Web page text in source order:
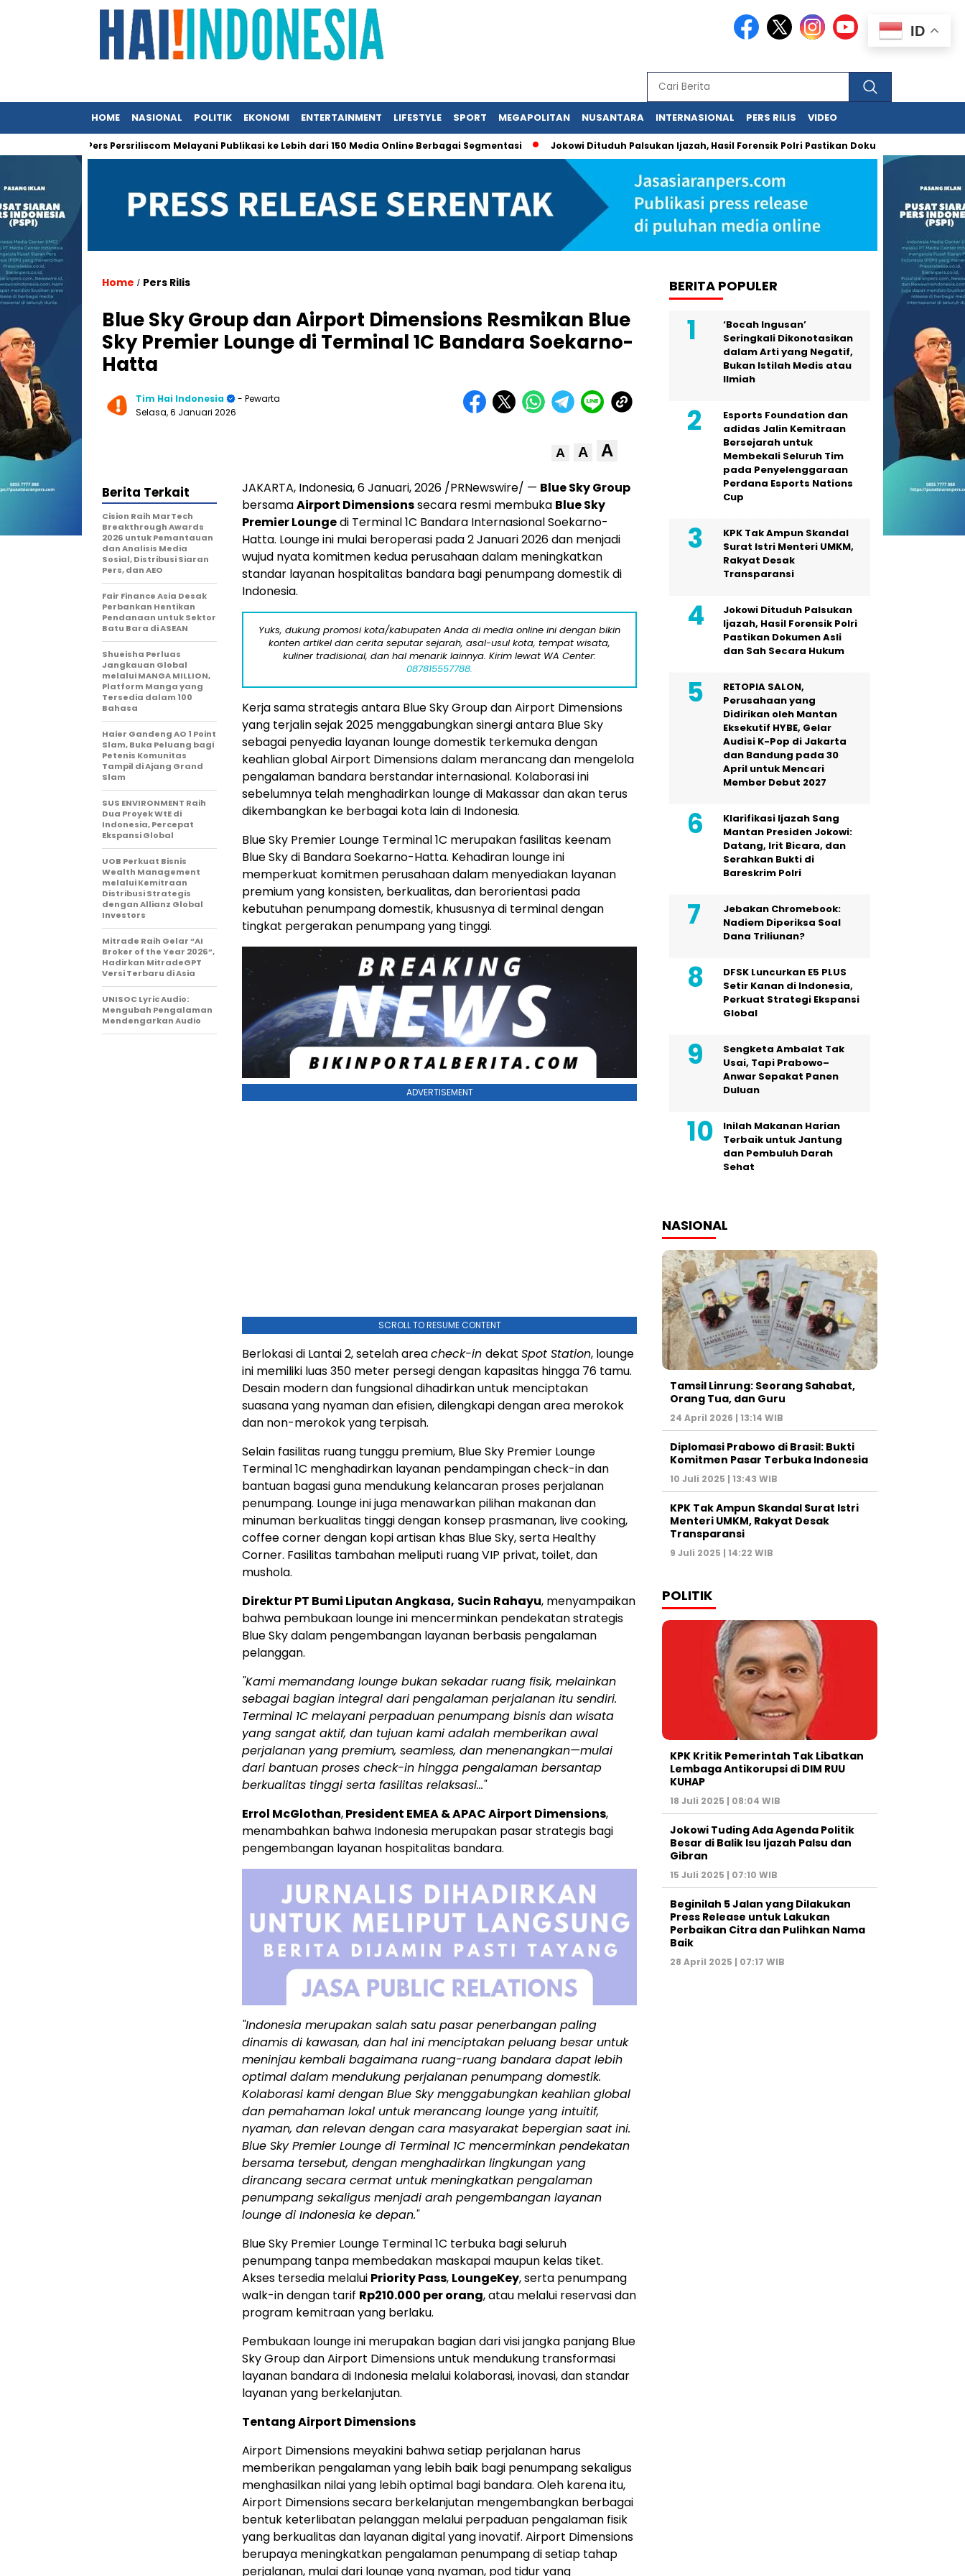
HOME NASIONAL POLITIK EKONOMI ENTERTAINMENT LIFESTYLE SPORT MEGAPOLITAN NUSANTARA INTERNASIONAL PERS RILIS VIDEO
Siaran Pers Persriliscom Melayani Publikasi ke Lebih dari 150 Media Online Berbagai Segmentasi Jokowi Dituduh Palsukan Ijazah, Hasil Forensik Polri Pastikan Dokumen Asli dan Sah Secara
Home / Pers Rilis
Blue Sky Group dan Airport Dimensions Resmikan Blue
Sky Premier Lounge di Terminal 1C Bandara Soekarno-
Hatta
Tim Hai Indonesia
- Pewarta
Selasa, 6 Januari 2026
A A A
JAKARTA, Indonesia,6 Januari, 2026 /PRNewswire/ — Blue Sky Group
bersamaAirport Dimensionssecara resmi membuka Blue Sky
Premier Loungedi Terminal 1C Bandara Internasional Soekarno-
Hatta. Lounge ini mulai beroperasi pada 2 Januari 2026 dan menjadi
wujud nyata komitmen kedua perusahaan dalam meningkatkan
standar layanan hospitalitas bandara bagi penumpang domestik di
Indonesia.
Yuks, dukung promosi kota/kabupaten Anda di media online ini dengan bikin
konten artikel dan cerita seputar sejarah, asal-usul kota, tempat wisata,
kuliner tradisional, dan hal menarik lainnya. Kirim lewat WA Center:
087815557788.
Kerja sama strategis antara Blue Sky Group dan Airport Dimensions
yang terjalin sejak 2025 menggabungkan sinergi antara Blue Sky
sebagai penyedia layanan lounge domestik terkemuka dengan
keahlian global Airport Dimensions dalam merancang dan mengelola
pengalaman bandara berstandar internasional. Kolaborasi ini
sebelumnya telah menghadirkan lounge di Makassar dan akan terus
dikembangkan ke berbagai kota lain di Indonesia.
Blue Sky Premier Lounge Terminal 1C merupakan fasilitas keenam
Blue Sky di Bandara Soekarno-Hatta. Kehadiran lounge ini
memperkuat komitmen perusahaan dalam menyediakan layanan
premium yang konsisten, berkualitas, dan berorientasi pada
kebutuhan penumpang domestik, khususnya di terminal dengan
tingkat pergerakan penumpang yang tinggi.
ADVERTISEMENT
SCROLL TO RESUME CONTENT
Berlokasi di Lantai 2, setelah areacheck-in dekat Spot Station, lounge
ini memiliki luas 350 meter persegi dengan kapasitas hingga 76 tamu.
Desain modern dan fungsional dihadirkan untuk menciptakan
suasana yang nyaman dan efisien, dilengkapi dengan area merokok
dan non-merokok yang terpisah.
Selain fasilitas ruang tunggu premium, Blue Sky Premier Lounge
Terminal 1C menghadirkan layanan pendampingan check-in dan
bantuan bagasi guna mendukung kelancaran proses perjalanan
penumpang. Lounge ini juga menawarkan pilihan makanan dan
minuman berkualitas tinggi dengan konsep prasmanan, live cooking,
coffee corner dengan kopi artisan khas Blue Sky, serta Healthy
Corner. Fasilitas tambahan meliputi ruang VIP privat, toilet, dan
mushola.
Direktur PT Bumi Liputan Angkasa, Sucin Rahayu, menyampaikan
bahwa pembukaan lounge ini mencerminkan pendekatan strategis
Blue Sky dalam pengembangan layanan berbasis pengalaman
pelanggan.
"Kami memandang lounge bukan sekadar ruang fisik, melainkan
sebagai bagian integral dari pengalaman perjalanan itu sendiri.
Terminal 1C melayani perpaduan penumpang bisnis dan wisata
yang sangat aktif, dan tujuan kami adalah memberikan awal
perjalanan yang premium, seamless, dan menenangkan—mulai
dari bantuan proses check-in hingga pengalaman bersantap
berkualitas tinggi serta fasilitas relaksasi…"
Errol McGlothan,President EMEA & APAC Airport Dimensions,
menambahkan bahwa Indonesia merupakan pasar strategis bagi
pengembangan layanan hospitalitas bandara.
"Indonesia merupakan salah satu pasar penerbangan paling
dinamis di kawasan, dan hal ini menciptakan peluang besar untuk
meninjau kembali bagaimana ruang-ruang bandara dapat lebih
optimal dalam mendukung perjalanan penumpang domestik.
Kolaborasi kami dengan Blue Sky menggabungkan keahlian global
dan pemahaman lokal untuk merancang lounge yang intuitif,
nyaman, dan relevan dengan cara masyarakat bepergian saat ini.
Blue Sky Premier Lounge di Terminal 1C mencerminkan pendekatan
bersama tersebut, dengan menghadirkan lingkungan yang
dirancang secara cermat untuk meningkatkan pengalaman
penumpang sekaligus menjadi arah pengembangan layanan
lounge di Indonesia ke depan."
Blue Sky Premier Lounge Terminal 1C terbuka bagi seluruh
penumpang tanpa membedakan maskapai maupun kelas tiket.
Akses tersedia melalui Priority Pass, LoungeKey, serta penumpang
walk-in dengan tarif Rp210.000 per orang, atau melalui reservasi dan
program kemitraan yang berlaku.
Pembukaan lounge ini merupakan bagian dari visi jangka panjang Blue
Sky Group dan Airport Dimensions untuk mendukung transformasi
layanan bandara di Indonesia melalui kolaborasi, inovasi, dan standar
layanan yang berkelanjutan.
Tentang Airport Dimensions
Airport Dimensions meyakini bahwa setiap perjalanan harus
memberikan pengalaman yang lebih baik bagi penumpang sekaligus
menghasilkan nilai yang lebih optimal bagi bandara. Oleh karena itu,
Airport Dimensions secara berkelanjutan mengembangkan berbagai
bentuk keterlibatan pelanggan melalui perpaduan pengalaman fisik
yang berkualitas dan layanan digital yang inovatif. Airport Dimensions
berupaya meningkatkan pengalaman penumpang di setiap tahap
perjalanan, mulai dari lounge yang nyaman, pod tidur yang
Berita Terkait
Cision Raih MarTech
Breakthrough Awards
2026 untuk Pemantauan
dan Analisis Media
Sosial, Distribusi Siaran
Pers, dan AEO
Fair Finance Asia Desak
Perbankan Hentikan
Pendanaan untuk Sektor
Batu Bara di ASEAN
Shueisha Perluas
Jangkauan Global
melalui MANGA MILLION,
Platform Manga yang
Tersedia dalam 100
Bahasa
Haier Gandeng AO 1 Point
Slam, Buka Peluang bagi
Petenis Komunitas
Tampil di Ajang Grand
Slam
SUS ENVIRONMENT Raih
Dua Proyek WtE di
Indonesia, Percepat
Ekspansi Global
UOB Perkuat Bisnis
Wealth Management
melalui Kemitraan
Distribusi Strategis
dengan Allianz Global
Investors
Mitrade Raih Gelar “AI
Broker of the Year 2026”,
Hadirkan MitradeGPT
Versi Terbaru di Asia
UNISOC Lyric Audio:
Mengubah Pengalaman
Mendengarkan Audio
BERITA POPULER
‘Bocah Ingusan’
Seringkali Dikonotasikan
dalam Arti yang Negatif,
Bukan Istilah Medis atau
Ilmiah
Esports Foundation dan
adidas Jalin Kemitraan
Bersejarah untuk
Membekali Seluruh Tim
pada Penyelenggaraan
Perdana Esports Nations
Cup
KPK Tak Ampun Skandal
Surat Istri Menteri UMKM,
Rakyat Desak
Transparansi
Jokowi Dituduh Palsukan
Ijazah, Hasil Forensik Polri
Pastikan Dokumen Asli
dan Sah Secara Hukum
RETOPIA SALON,
Perusahaan yang
Didirikan oleh Mantan
Eksekutif HYBE, Gelar
Audisi K-Pop di Jakarta
dan Bandung pada 30
April untuk Mencari
Member Debut 2027
Klarifikasi Ijazah Sang
Mantan Presiden Jokowi:
Datang, Irit Bicara, dan
Serahkan Bukti di
Bareskrim Polri
Jebakan Chromebook:
Nadiem Diperiksa Soal
Dana Triliunan?
DFSK Luncurkan E5 PLUS
Setir Kanan di Indonesia,
Perkuat Strategi Ekspansi
Global
Sengketa Ambalat Tak
Usai, Tapi Prabowo–
Anwar Sepakat Panen
Duluan
Inilah Makanan Harian
Terbaik untuk Jantung
dan Pembuluh Darah
Sehat
NASIONAL
Tamsil Linrung: Seorang Sahabat,
Orang Tua, dan Guru
24 April 2026 | 13:14 WIB
Diplomasi Prabowo di Brasil: Bukti
Komitmen Pasar Terbuka Indonesia
10 Juli 2025 | 13:43 WIB
KPK Tak Ampun Skandal Surat Istri
Menteri UMKM, Rakyat Desak
Transparansi
9 Juli 2025 | 14:22 WIB
POLITIK
KPK Kritik Pemerintah Tak Libatkan
Lembaga Antikorupsi di DIM RUU
KUHAP
18 Juli 2025 | 08:04 WIB
Jokowi Tuding Ada Agenda Politik
Besar di Balik Isu Ijazah Palsu dan
Gibran
15 Juli 2025 | 07:10 WIB
Beginilah 5 Jalan yang Dilakukan
Press Release untuk Lakukan
Perbaikan Citra dan Pulihkan Nama
Baik
28 April 2025 | 07:17 WIB
ID